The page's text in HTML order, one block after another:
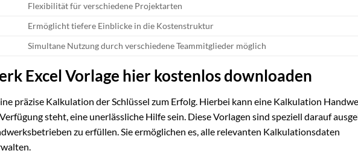
Flexibilität für verschiedene Projektarten
Ermöglicht tiefere Einblicke in die Kostenstruktur
Simultane Nutzung durch verschiedene Teammitglieder möglich
Excel Vorlage hier kostenlos downloaden
präzise Kalkulation der Schlüssel zum Erfolg. Hierbei kann eine Kalkulation
steht, eine unerlässliche Hilfe sein. Diese Vorlagen sind speziell darauf
zu erfüllen. Sie ermöglichen es, alle relevanten Kalkulationsdaten